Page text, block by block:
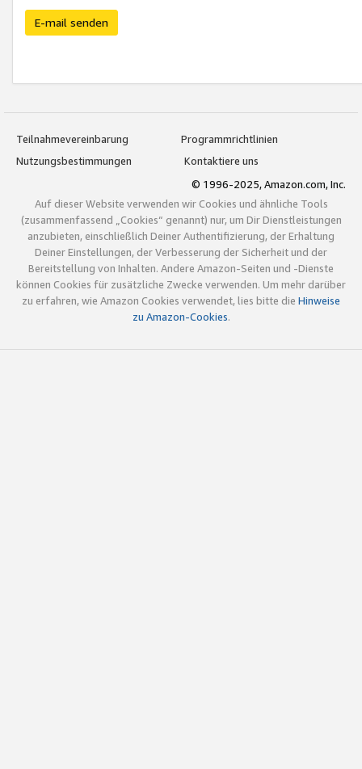
E-mail senden
Teilnahmevereinbarung
Programmrichtlinien
Nutzungsbestimmungen
Kontaktiere uns
© 1996-2025, Amazon.com, Inc.
Auf dieser Website verwenden wir Cookies und ähnliche Tools
(zusammenfassend „Cookies“ genannt) nur, um Dir Dienstleistungen
anzubieten, einschließlich Deiner Authentifizierung, der Erhaltung
Deiner Einstellungen, der Verbesserung der Sicherheit und der
Bereitstellung von Inhalten. Andere Amazon-Seiten und -Dienste
können Cookies für zusätzliche Zwecke verwenden. Um mehr darüber
zu erfahren, wie Amazon Cookies verwendet, lies bitte die Hinweise
zu Amazon-Cookies.